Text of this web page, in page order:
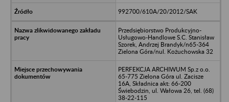
992700/610A/20/2012/SAK
Przedsiębiorstwo Produkcyjno-
Usługowo-Handlowe S.C. Stanisław
Szorek, Andrzej Brandyk/n65-364
Zielona Góra/nul. Kożuchowska 32
PERFEKCJA ARCHIWUM Sp.z o.o.
65-775 Zielona Góra ul. Zacisze
16A, Składnica akt: 66-200
Świebodzin, ul. Wałowa 26, tel. (68)
38-22-115